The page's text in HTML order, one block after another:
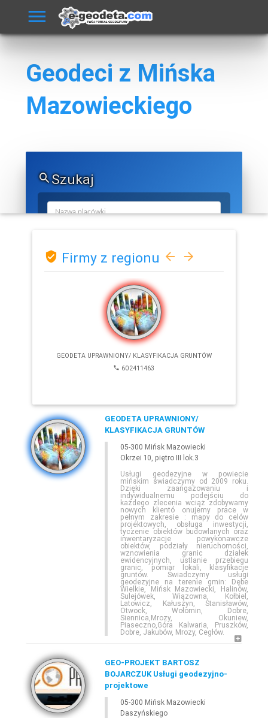
Geodeci z Mińska
Mazowieckiego
Szukaj
MAZOWIECKIE » MIŃSK MAZOWIECKI
Firmy z regionu
GEODETA UPRAWNIONY/ KLASYFIKACJA GRUNTÓW
602411463
GEODETA UPRAWNIONY/
KLASYFIKACJA GRUNTÓW
05-300 Mińsk Mazowiecki
Okrzei 10, piętro III lok.3
Usługi geodezyjne w powiecie
mińskim świadczymy od 2009 roku.
Dzięki zaangażowaniu i
indywidualnemu podejściu do
każdego zlecenia wciąż zdobywamy
nowych klientó onujemy prace w
pełnym zakresie : mapy do celów
projektowych, obsługa inwestycji,
tyczenie obiektów budowlanych oraz
inwentaryzacje powykonawcze
obiektów, podziały nieruchomości,
wznowienia granic działek
ewidencyjnych, ustlanie przebiegu
granic, pomiar lokali, klasyfikacje
gruntów. Świadczymy usługi
geodezyjne na terenie gmin: Dębe
Wielkie, Mińsk Mazowiecki, Halinów,
Sulejówek, Wiązowna, Kołbiel,
Latowicz, Kałuszyn, Stanisławów,
Otwock, Wołomin, Dobre,
Siennica,Mrozy, Okuniew,
Piaseczno,Góra Kalwaria, Pruszków,
Dobre, Jakubów, Mrozy, Cegłów.
GEO-PROJEKT BARTOSZ
BOJARCZUK Usługi geodezyjno-
projektowe
05-300 Mińsk Mazowiecki
Daszyńskiego